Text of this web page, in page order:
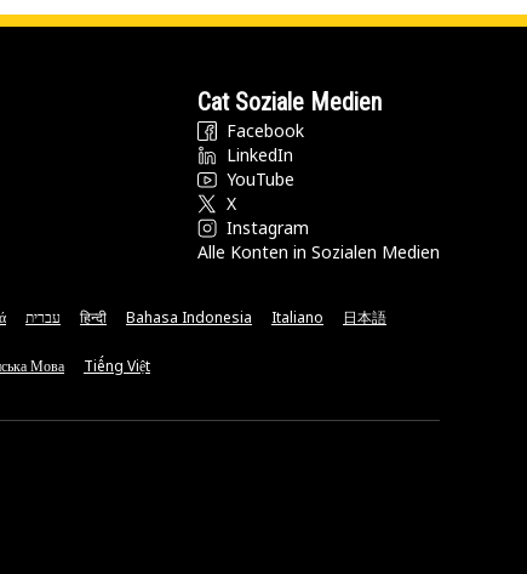
Cat Soziale Medien
Facebook
LinkedIn
YouTube
X
Instagram
Alle Konten in Sozialen Medien
עברית हिन्दी Bahasa Indonesia Italiano 日本語
Мова Tiếng Việt